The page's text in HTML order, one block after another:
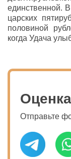
единственной.
царских
половиной
когда Удача
Отправьте